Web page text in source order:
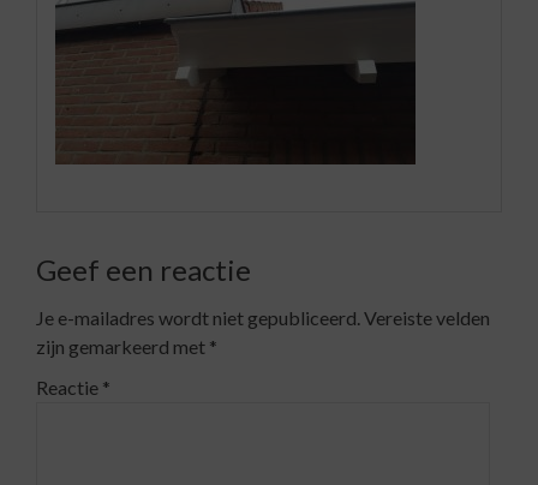
Geef een reactie
Je e-mailadres wordt niet gepubliceerd.Vereiste velden
zijn gemarkeerd met *
Reactie *